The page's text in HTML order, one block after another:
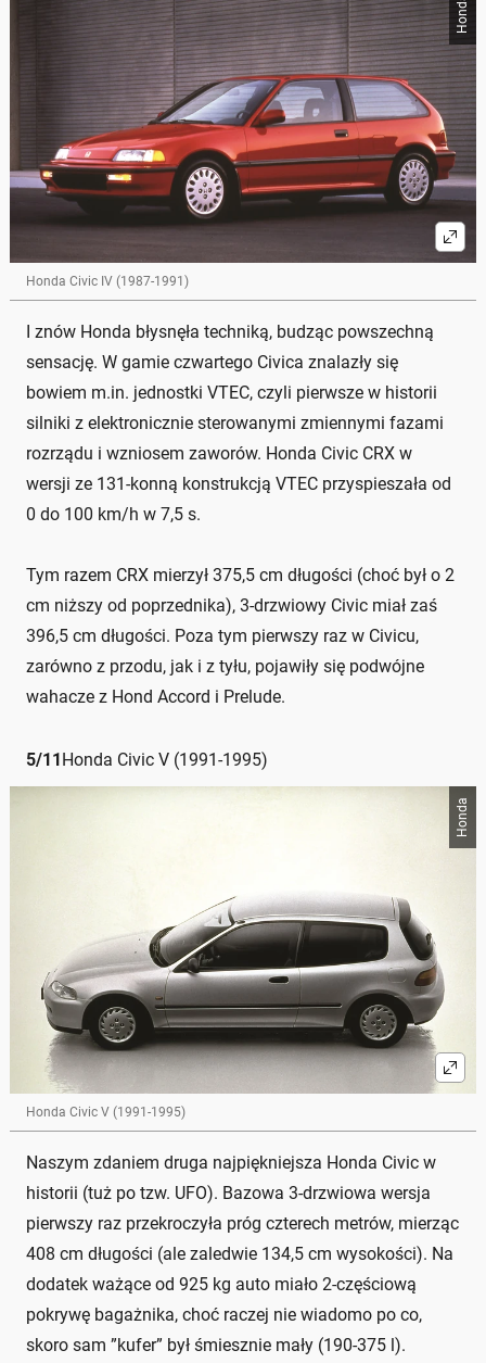
Honda
Honda Civic IV (1987-1991)
I znów Honda błysnęła techniką, budząc powszechną
sensację. W gamie czwartego Civica znalazły się
bowiem m.in. jednostki VTEC, czyli pierwsze w historii
silniki z elektronicznie sterowanymi zmiennymi fazami
rozrządu i wzniosem zaworów. Honda Civic CRX w
wersji ze 131-konną konstrukcją VTEC przyspieszała od
0 do 100 km/h w 7,5 s.
Tym razem CRX mierzył 375,5 cm długości (choć był o 2
cm niższy od poprzednika), 3-drzwiowy Civic miał zaś
396,5 cm długości. Poza tym pierwszy raz w Civicu,
zarówno z przodu, jak i z tyłu, pojawiły się podwójne
wahacze z Hond Accord i Prelude.
5/11 Honda Civic V (1991-1995)
Honda
Honda Civic V (1991-1995)
Naszym zdaniem druga najpiękniejsza Honda Civic w
historii (tuż po tzw. UFO). Bazowa 3-drzwiowa wersja
pierwszy raz przekroczyła próg czterech metrów, mierząc
408 cm długości (ale zaledwie 134,5 cm wysokości). Na
dodatek ważące od 925 kg auto miało 2-częściową
pokrywę bagażnika, choć raczej nie wiadomo po co,
skoro sam ”kufer” był śmiesznie mały (190-375 l).